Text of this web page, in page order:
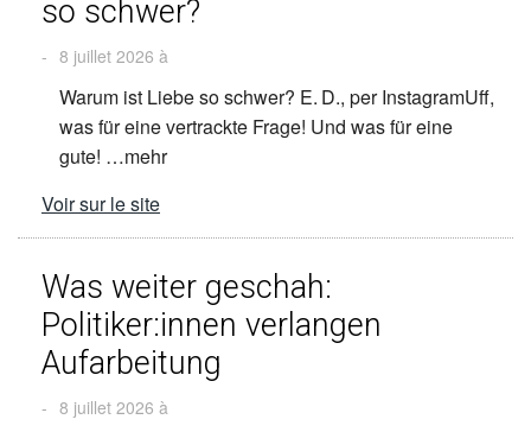
so schwer?
- 8 juillet 2026 à
Warum ist Liebe so schwer? E. D., per InstagramUff,
was für eine vertrackte Frage! Und was für eine
gute! …mehr
Voir sur le site
Was weiter geschah:
Politiker:innen verlangen
Aufarbeitung
- 8 juillet 2026 à